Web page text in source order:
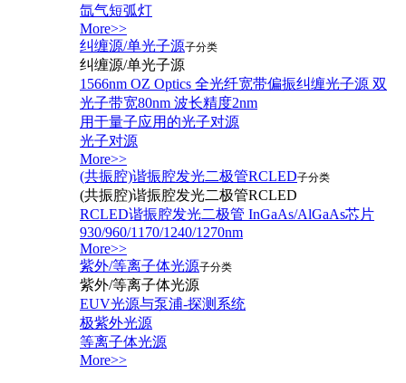
氙气短弧灯
More>>
纠缠源/单光子源子分类
纠缠源/单光子源
1566nm OZ Optics 全光纤宽带偏振纠缠光子源 双
光子带宽80nm 波长精度2nm
用于量子应用的光子对源
光子对源
More>>
(共振腔)谐振腔发光二极管RCLED子分类
(共振腔)谐振腔发光二极管RCLED
RCLED谐振腔发光二极管 InGaAs/AlGaAs芯片
930/960/1170/1240/1270nm
More>>
紫外/等离子体光源子分类
紫外/等离子体光源
EUV光源与泵浦-探测系统
极紫外光源
等离子体光源
More>>